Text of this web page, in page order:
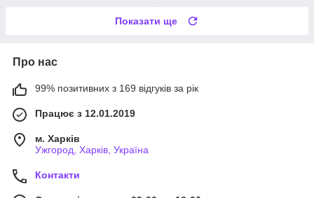
Показати ще
Про нас
99% позитивних з 169 відгуків за рік
Працює з 12.01.2019
м. Харків
Ужгород, Харків, Україна
Контакти